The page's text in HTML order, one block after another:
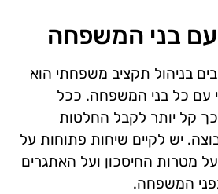
עם בני המשפחה
בניהול תקציב משפחתי הוא
עם כל בני המשפחה. ככל
קל יותר לקבל החלטות
יש לקיים שיחות פתוחות על
מטרות החיסכון ועל האתגרים
המשפחה.